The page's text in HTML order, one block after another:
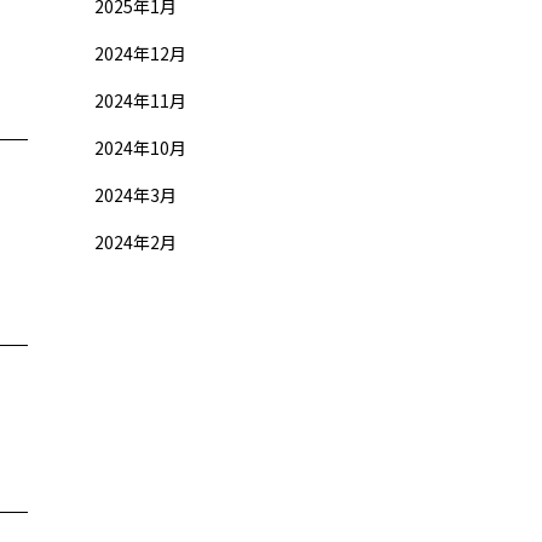
2025年1月
2024年12月
2024年11月
2024年10月
2024年3月
2024年2月